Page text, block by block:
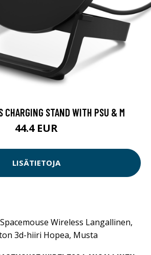
CHARGING STAND WITH PSU & M
44.4 EUR
LISÄTIETOJA